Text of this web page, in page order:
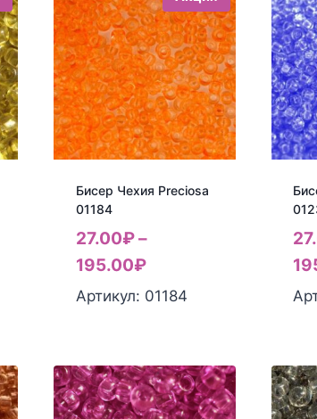
Бисер Чехия Preciosa
01184
27.00₽–
195.00₽
Артикул: 01184